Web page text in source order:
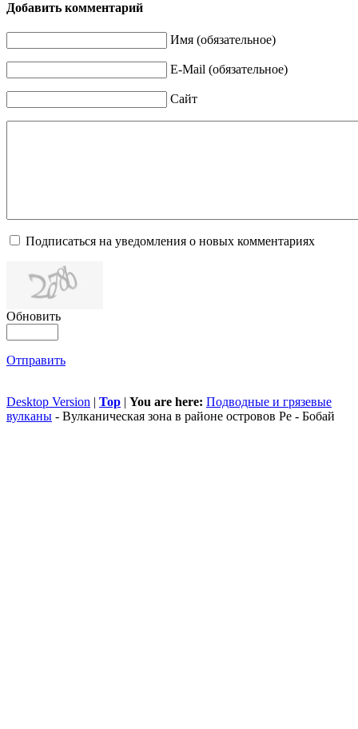
Добавить комментарий
Имя (обязательное)
E-Mail (обязательное)
Сайт
Подписаться на уведомления о новых комментариях
Обновить
Отправить
Desktop Version | Top | You are here: Подводные и грязевые
вулканы - Вулканическая зона в районе островов Ре - Бобай